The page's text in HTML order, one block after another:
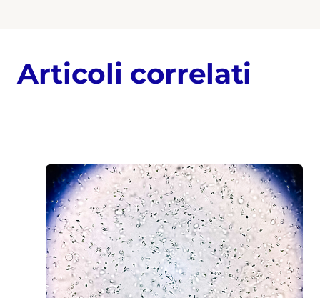
Articoli correlati